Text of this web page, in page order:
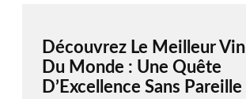
Découvrez Le Meilleur
Du Monde : Une Quête
D’Excellence Sans Pareille